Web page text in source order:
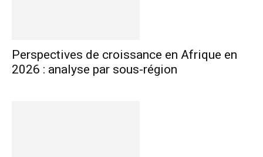
Perspectives de croissance en Afrique en
2026 : analyse par sous-région